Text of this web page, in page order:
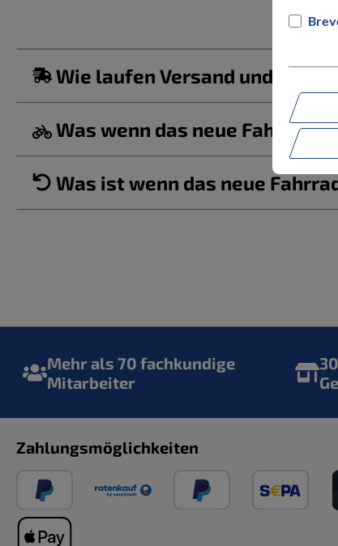
Wie laufen Versand und
Was wenn das neue
Was ist wenn das neue
Mehr als 70 fachkundige
Mitarbeiter
Zahlungsmöglichkeiten